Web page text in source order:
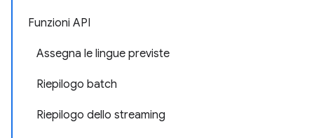
Funzioni API
Assegna le lingue previste
Riepilogo batch
Riepilogo dello streaming